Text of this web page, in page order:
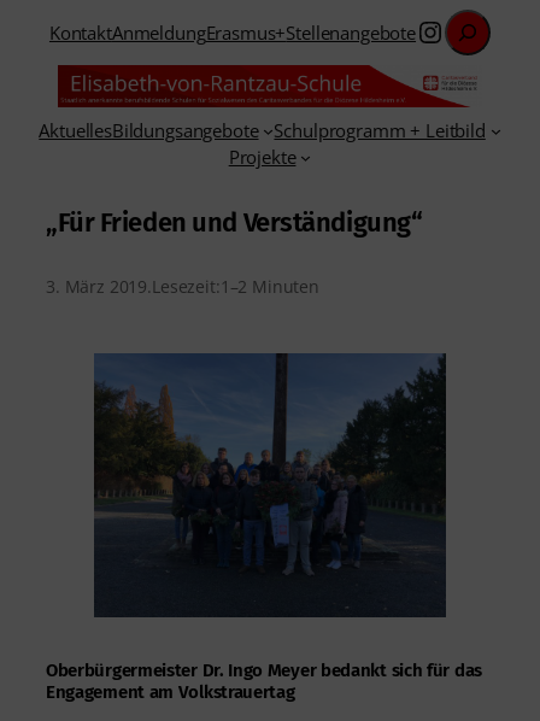
KontaktAnmeldungErasmus+Stellenangebote
Suchen
AktuellesBildungsangebote
Schulprogramm + Leitbild
Projekte
„Für Frieden und Verständigung“
3. März 2019.Lesezeit: 1–2 Minuten
Oberbürgermeister Dr. Ingo Meyer bedankt sich für das
Engagement am Volkstrauertag